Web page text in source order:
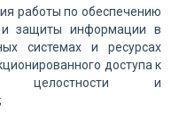
работы по обеспечению
и защиты информации в
системах и ресурсах
доступа к
целостности и